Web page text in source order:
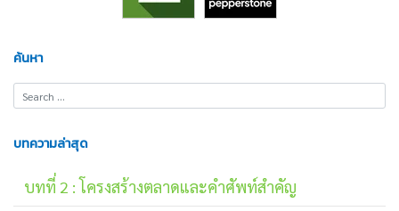
ค้นหา
บทความล่าสุด
บทที่ 2 : โครงสร้างตลาดและคำศัพท์สำคัญ